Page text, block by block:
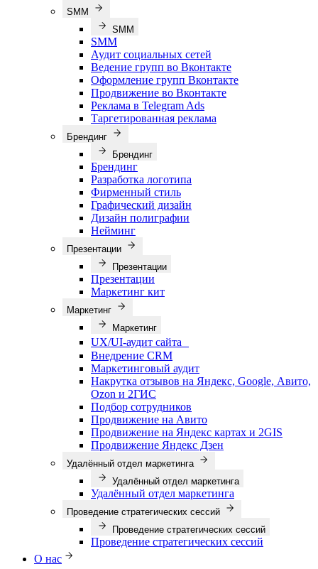
SMM
SMM
SMM
Аудит социальных сетей
Ведение групп во Вконтакте
Оформление групп Вконтакте
Продвижение во Вконтакте
Реклама в Telegram Ads
Таргетированная реклама
Брендинг
Брендинг
Брендинг
Разработка логотипа
Фирменный стиль
Графический дизайн
Дизайн полиграфии
Нейминг
Презентации
Презентации
Презентации
Маркетинг кит
Маркетинг
Маркетинг
UX/UI-аудит сайта
Внедрение CRM
Маркетинговый аудит
Накрутка отзывов на Яндекс, Google, Авито,
Ozon и 2ГИС
Подбор сотрудников
Продвижение на Авито
Продвижение на Яндекс картах и 2GIS
Продвижение Яндекс Дзен
Удалённый отдел маркетинга
Удалённый отдел маркетинга
Удалённый отдел маркетинга
Проведение стратегических сессий
Проведение стратегических сессий
Проведение стратегических сессий
О нас